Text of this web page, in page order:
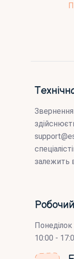
залежить
10:00 -